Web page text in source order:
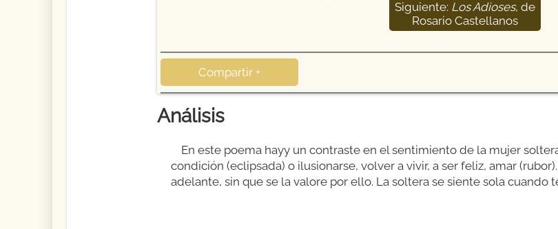
Siguiente: Los Adioses, de
Rosario Castellanos
Compartir +
Análisis
En este poema hayy un contraste en el sentimiento de la mujer
condición (eclipsada) o ilusionarse, volver a vivir, a ser feliz, amar
adelante, sin que se la valore por ello. La soltera se siente sola cuando